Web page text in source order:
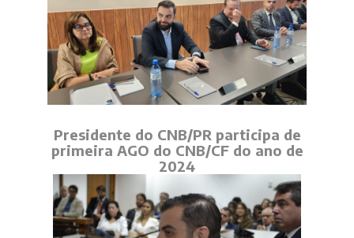
Presidente do CNB/PR participa de
primeira AGO do CNB/CF do ano de
2024